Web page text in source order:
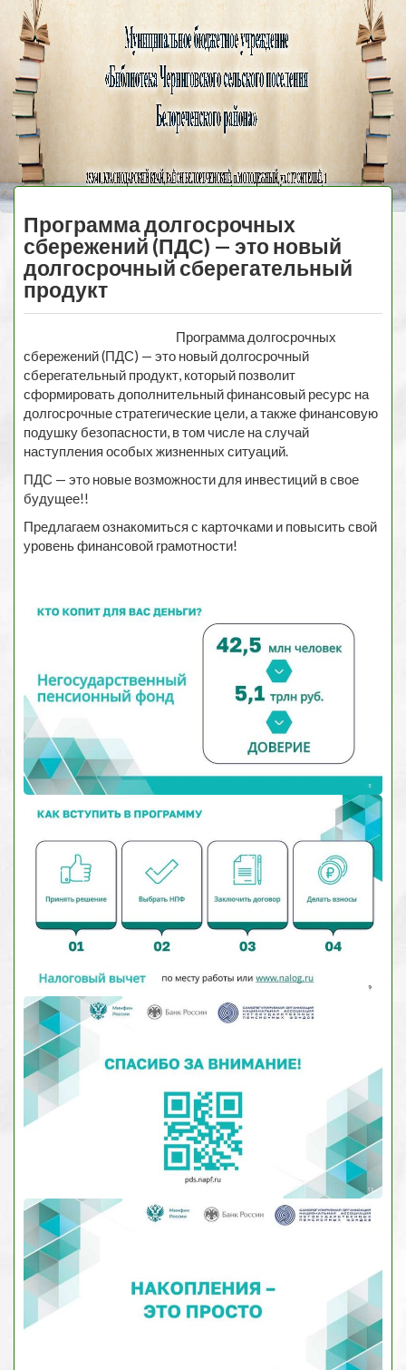
Черниговская
библиотека
МЕНЮ
Программа долгосрочных
сбережений (ПДС) — это новый
долгосрочный сберегательный
продукт
Программа долгосрочных
сбережений (ПДС) — это новый долгосрочный
сберегательный продукт, который позволит
сформировать дополнительный финансовый ресурс на
долгосрочные стратегические цели, а также финансовую
подушку безопасности, в том числе на случай
наступления особых жизненных ситуаций.
ПДС — это новые возможности для инвестиций в свое
будущее!!
Предлагаем ознакомиться с карточками и повысить свой
уровень финансовой грамотности!